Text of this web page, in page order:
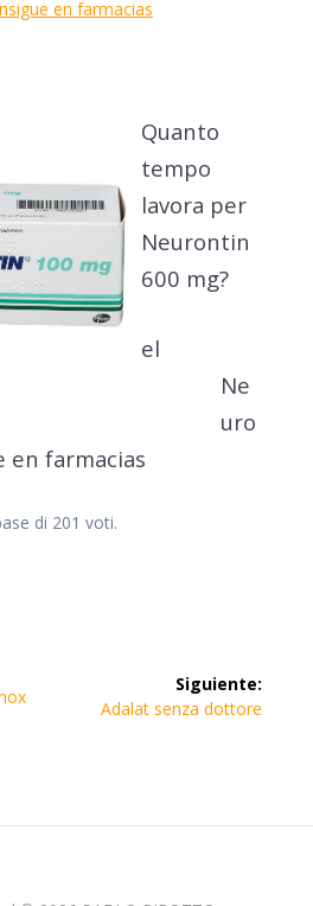
en farmacias
Quanto
tempo
lavora per
Neurontin
600 mg?
el
Ne
uro
en farmacias
di 201 voti.
Siguiente:
Siguiente
Adalat senza dottore